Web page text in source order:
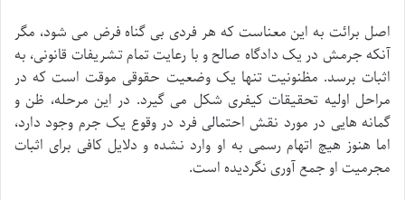
اصل برائت به این معناست که هر فردی بی گناه فرض می شود، مگر
آنکه جرمش در یک دادگاه صالح و با رعایت تمام تشریفات قانونی، به
اثبات برسد. مظنونیت تنها یک وضعیت حقوقی موقت است که در
مراحل اولیه تحقیقات کیفری شکل می گیرد. در این مرحله، ظن و
گمانه هایی در مورد نقش احتمالی فرد در وقوع یک جرم وجود دارد،
اما هنوز هیچ اتهام رسمی به او وارد نشده و دلایل کافی برای اثبات
مجرمیت او جمع آوری نگردیده است.